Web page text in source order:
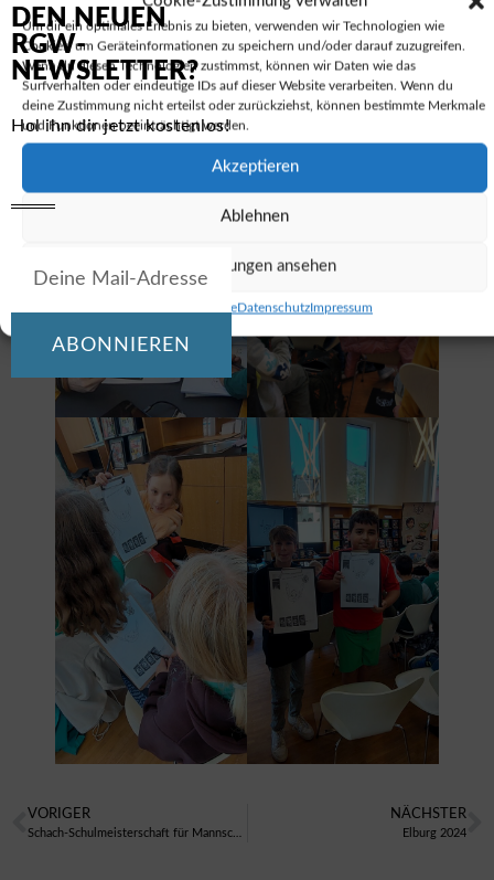
Um dir ein optimales Erlebnis zu bieten, verwenden wir Technologien wie
Cookies, um Geräteinformationen zu speichern und/oder darauf zuzugreifen.
Wenn du diesen Technologien zustimmst, können wir Daten wie das
Surfverhalten oder eindeutige IDs auf dieser Website verarbeiten. Wenn du
deine Zustimmung nicht erteilst oder zurückziehst, können bestimmte Merkmale
und Funktionen beeinträchtigt werden.
Akzeptieren
Ablehnen
Einstellungen ansehen
Cookie-RichtlinieDatenschutzImpressum
VORIGER NÄCHSTER
Elburg 2024
DEN NEUEN
RGW-
NEWSLETTER?
Hol ihn dir jetzt kostenlos!
ABONNIEREN